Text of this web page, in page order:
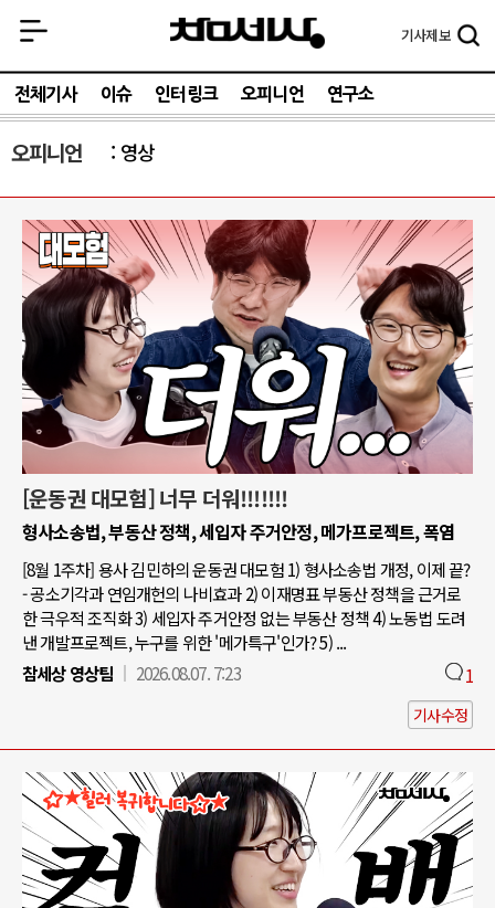
기사제보
전체기사 이슈 인터링크 오피니언 연구소
오피니언 영상
[운동권 대모험] 너무 더워!!!!!!!
형사소송법, 부동산 정책, 세입자 주거안정, 메가프로젝트, 폭염
[8월 1주차] 용사 김민하의 운동권 대모험 1) 형사소송법 개정, 이제 끝?
- 공소기각과 연임개헌의 나비효과 2) 이재명표 부동산 정책을 근거로
한 극우적 조직화 3) 세입자 주거안정 없는 부동산 정책 4) 노동법 도려
낸 개발프로젝트, 누구를 위한 '메가특구'인가? 5) ...
참세상 영상팀
2026.08.07. 7:23 1
기사수정